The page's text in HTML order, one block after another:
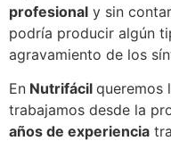
profesional y sin
podría producir algún
agravamiento de los
En Nutrifácil queremos
trabajamos desde la
años de experiencia